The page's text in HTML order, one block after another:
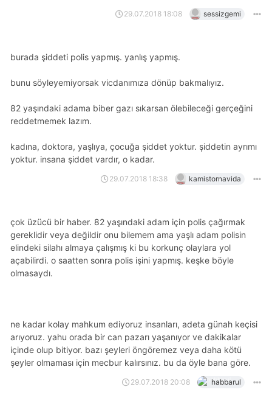
29.07.2018 18:08 sessizgemi
burada şiddeti polis yapmış. yanlış yapmış.
bunu söyleyemiyorsak vicdanımıza dönüp bakmalıyız.
82 yaşındaki adama biber gazı sıkarsan ölebileceği gerçeğini
reddetmemek lazım.
kadına, doktora, yaşlıya, çocuğa şiddet yoktur. şiddetin ayrımı
yoktur. i̇nsana şiddet vardır, o kadar.
29.07.2018 18:38 kamistornavida
çok üzücü bir haber. 82 yaşındaki adam için polis çağırmak
gereklidir veya değildir onu bilemem ama yaşlı adam polisin
elindeki silahı almaya çalışmış ki bu korkunç olaylara yol
açabilirdi. o saatten sonra polis işini yapmış. keşke böyle
olmasaydı.
ne kadar kolay mahkum ediyoruz insanları, adeta günah keçisi
arıyoruz. yahu orada bir can pazarı yaşanıyor ve dakikalar
içinde olup bitiyor. bazı şeyleri öngöremez veya daha kötü
şeyler olmaması için mecbur kalırsınız. bu da öyle bana göre.
29.07.2018 20:08 habbarul